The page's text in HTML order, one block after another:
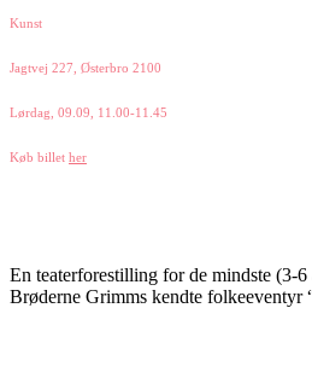
Kunst
Jagtvej 227, Østerbro 2100
Lørdag, 09.09, 11.00-11.45
Køb billet her
En teaterforestilling for de mindste (3-
Brøderne Grimms kendte folkeeventyr